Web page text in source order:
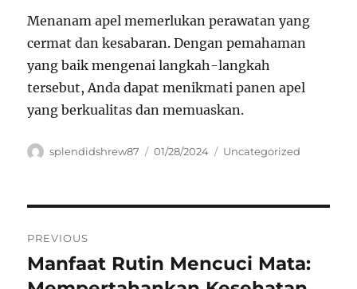
Menanam apel memerlukan perawatan yang
cermat dan kesabaran. Dengan pemahaman
yang baik mengenai langkah-langkah
tersebut, Anda dapat menikmati panen apel
yang berkualitas dan memuaskan.
Author
splendidshrew87
Posted
01/28/2024 Categories
Uncategorized
pos
PREVIOUS
Previous
post:
Manfaat Rutin Mencuci Mata: